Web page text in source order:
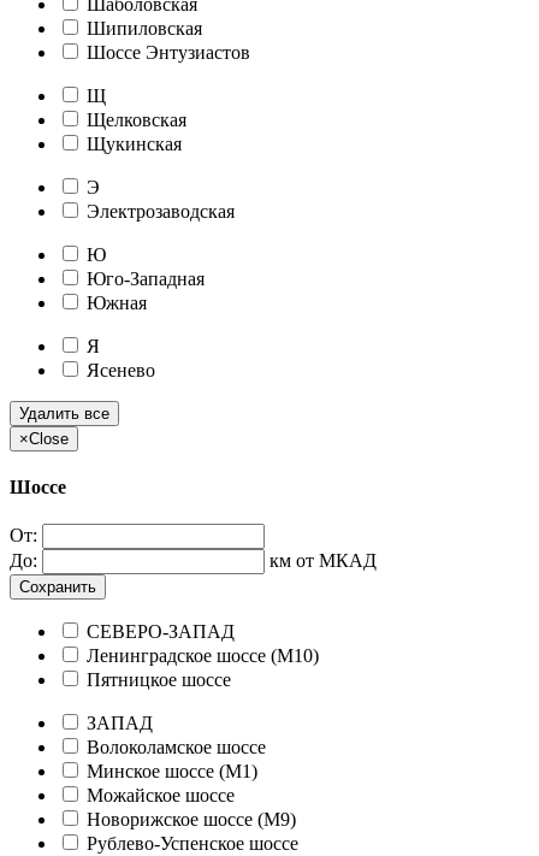
Шипиловская
Шоссе Энтузиастов
Щ
Щелковская
Щукинская
Э
Электрозаводская
Ю
Юго-Западная
Южная
Я
Ясенево
Удалить все
×Close
Шоссе
От:
До:
км от МКАД
Сохранить
СЕВЕРО-ЗАПАД
Ленинградское шоссе (М10)
Пятницкое шоссе
ЗАПАД
Волоколамское шоссе
Минское шоссе (М1)
Можайское шоссе
Новорижское шоссе (М9)
Рублево-Успенское шоссе